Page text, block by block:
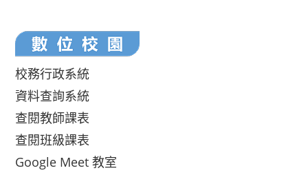
校務行政系統
資料查詢系統
查閱教師課表
查閱班級課表
Google Meet 教室